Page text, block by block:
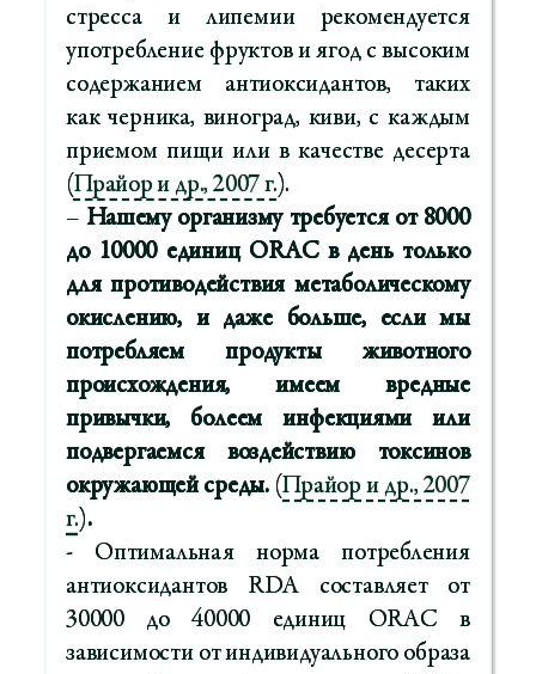
стресса и липемии рекомендуется
употребление фруктов и ягод с высоким
содержанием антиоксидантов, таких
как черника, виноград, киви, с каждым
приемом пищи или в качестве десерта
(Прайор и др., 2007 г.).
– Нашему организму требуется от 8000
до 10000 единиц ORAC в день только
для противодействия метаболическому
окислению, и даже больше, если мы
потребляем продукты животного
происхождения, имеем вредные
привычки, болеем инфекциями или
подвергаемся воздействию токсинов
окружающей среды. (Прайор и др., 2007
г.).
- Оптимальная норма потребления
антиоксидантов RDA составляет от
30000 до 40000 единиц ORAC в
зависимости от индивидуального образа